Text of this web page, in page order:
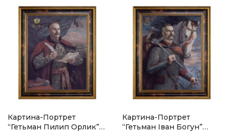
Картина-Портрет
“Гетьман Пилип Орлик”
Картина-Портрет
“Гетьман Іван Богун”